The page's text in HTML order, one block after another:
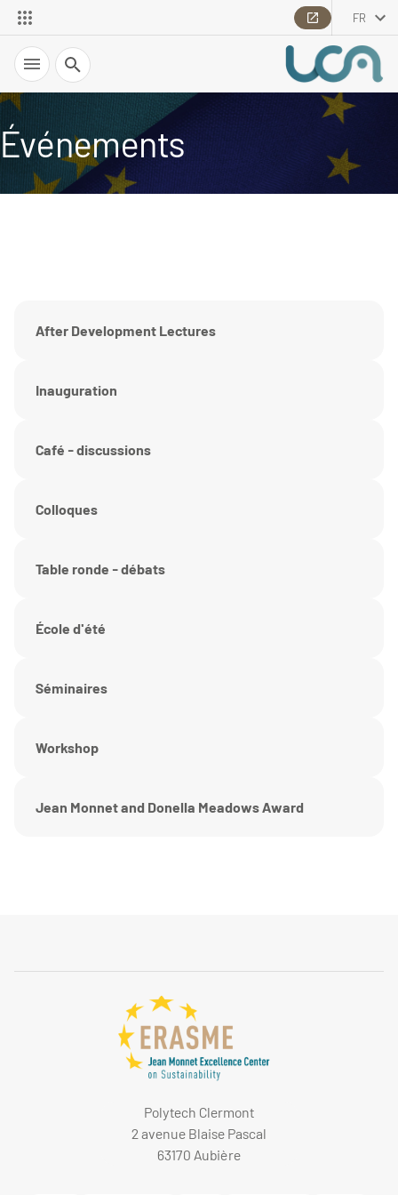
FR
Recherche
Événements
After Development Lectures
Inauguration
Café - discussions
Colloques
Table ronde - débats
École d'été
Séminaires
Workshop
Jean Monnet and Donella Meadows Award
Polytech Clermont
2 avenue Blaise Pascal
63170 Aubière